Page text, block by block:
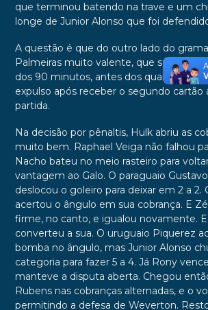
que terminou batendo na trave e um
longe de Junior Alonso que foi
A questão é que do outro lado do
Palmeiras muito valente, que segurou
dos 90 minutos, antes dos quais o
expulso após receber o segundo cartão
partida.
Na decisão por pênaltis, Hulk abriu as
muito bem. Raphael Veiga não falhou
Nacho bateu no meio rasteiro para
vantagem ao Galo. O paraguaio
deslocou o goleiro para deixar em 2 a 2.
acertou o ângulo em sua cobrança. E
firme, no canto, e igualou novamente.
converteu a sua. O uruguaio Piquerez
bomba no ângulo, mas Junior Alonso
categoria para fazer 5 a 4. Já Rony
manteve a disputa aberta. Chegou
Rubens nas cobranças alternadas, e o
permitindo a defesa de Weverton.